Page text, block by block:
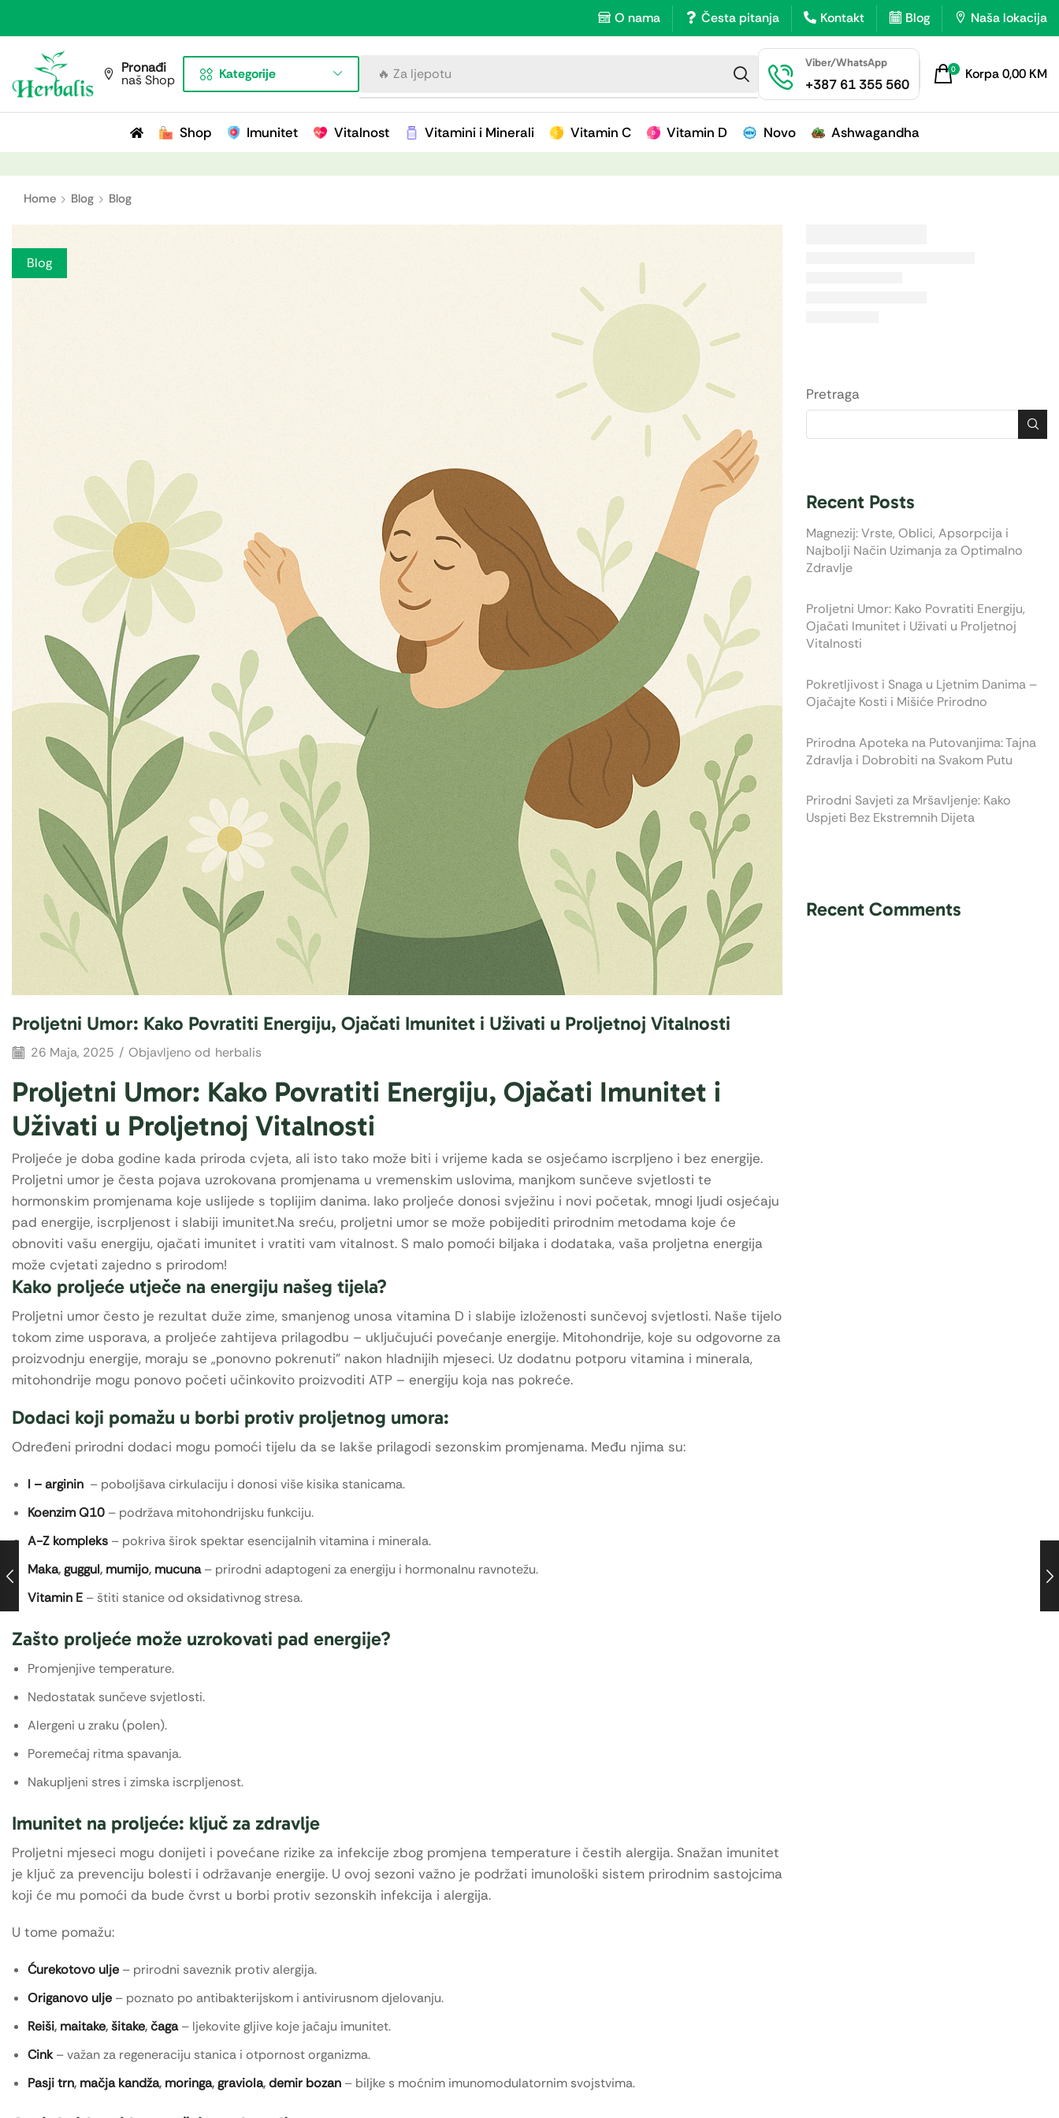
O nama Česta pitanja Kontakt Blog Naša lokacija
Pronađi
naš Shop Kategorije 🔥 Za imunitet
Viber/WhatsApp
+387 61 355 560
0 Korpa0,00 KM
Shop Imunitet Vitalnost Vitamini i Minerali Vitamin C Vitamin D Novo Ashwagandha
Home Blog Blog
Blog
Proljetni Umor: Kako Povratiti Energiju, Ojačati Imunitet i Uživati u Proljetnoj Vitalnosti
26 Maja, 2025 / Objavljeno od herbalis
Proljetni Umor: Kako Povratiti Energiju, Ojačati Imunitet i
Uživati u Proljetnoj Vitalnosti
Proljeće je doba godine kada priroda cvjeta, ali isto tako može biti i vrijeme kada se osjećamo iscrpljeno i bez energije.
Proljetni umor je česta pojava uzrokovana promjenama u vremenskim uslovima, manjkom sunčeve svjetlosti te
hormonskim promjenama koje uslijede s toplijim danima. Iako proljeće donosi svježinu i novi početak, mnogi ljudi osjećaju
pad energije, iscrpljenost i slabiji imunitet.Na sreću, proljetni umor se može pobijediti prirodnim metodama koje će
obnoviti vašu energiju, ojačati imunitet i vratiti vam vitalnost. S malo pomoći biljaka i dodataka, vaša proljetna energija
može cvjetati zajedno s prirodom!
Kako proljeće utječe na energiju našeg tijela?
Proljetni umor često je rezultat duže zime, smanjenog unosa vitamina D i slabije izloženosti sunčevoj svjetlosti. Naše tijelo
tokom zime usporava, a proljeće zahtijeva prilagodbu – uključujući povećanje energije. Mitohondrije, koje su odgovorne za
proizvodnju energije, moraju se „ponovno pokrenuti” nakon hladnijih mjeseci. Uz dodatnu potporu vitamina i minerala,
mitohondrije mogu ponovo početi učinkovito proizvoditi ATP – energiju koja nas pokreće.
Dodaci koji pomažu u borbi protiv proljetnog umora:
Određeni prirodni dodaci mogu pomoći tijelu da se lakše prilagodi sezonskim promjenama. Među njima su:
l – arginin – poboljšava cirkulaciju i donosi više kisika stanicama.
Koenzim Q10 – podržava mitohondrijsku funkciju.
A-Z kompleks – pokriva širok spektar esencijalnih vitamina i minerala.
Maka,guggul, mumijo, mucuna– prirodni adaptogeni za energiju i hormonalnu ravnotežu.
Vitamin E – štiti stanice od oksidativnog stresa.
Zašto proljeće može uzrokovati pad energije?
Promjenjive temperature.
Nedostatak sunčeve svjetlosti.
Alergeni u zraku (polen).
Poremećaj ritma spavanja.
Nakupljeni stres i zimska iscrpljenost.
Imunitet na proljeće: ključ za zdravlje
Proljetni mjeseci mogu donijeti i povećane rizike za infekcije zbog promjena temperature i čestih alergija. Snažan imunitet
je ključ za prevenciju bolesti i održavanje energije. U ovoj sezoni važno je podržati imunološki sistem prirodnim sastojcima
koji će mu pomoći da bude čvrst u borbi protiv sezonskih infekcija i alergija.
U tome pomažu:
Ćurekotovo ulje – prirodni saveznik protiv alergija.
Origanovo ulje – poznato po antibakterijskom i antivirusnom djelovanju.
Reiši, maitake,šitake,čaga– ljekovite gljive koje jačaju imunitet.
Cink– važan za regeneraciju stanica i otpornost organizma.
Pasji trn, mačja kandža, moringa,graviola,demir bozan – biljke s moćnim imunomodulatornim svojstvima.
Pretraga
Recent Posts
Magnezij: Vrste, Oblici, Apsorpcija i
Najbolji Način Uzimanja za Optimalno
Zdravlje
Proljetni Umor: Kako Povratiti Energiju,
Ojačati Imunitet i Uživati u Proljetnoj
Vitalnosti
Pokretljivost i Snaga u Ljetnim Danima –
Ojačajte Kosti i Mišiće Prirodno
Prirodna Apoteka na Putovanjima: Tajna
Zdravlja i Dobrobiti na Svakom Putu
Prirodni Savjeti za Mršavljenje: Kako
Uspjeti Bez Ekstremnih Dijeta
Recent Comments